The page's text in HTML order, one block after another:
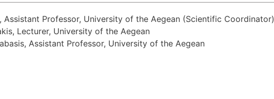
Assistant Professor, University of the Aegean (Scientific Coordinator)
Lecturer, University of the Aegean
Assistant Professor, University of the Aegean